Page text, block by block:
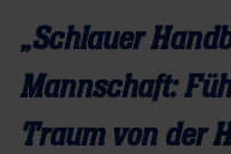
„Schlauer
Mannschaft:
Traum von der